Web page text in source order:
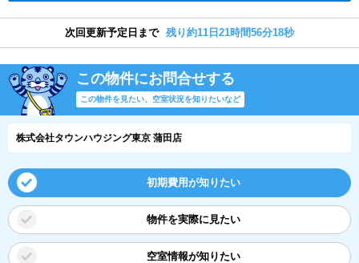
次回更新予定日まで 残り約11日21時間56分17秒
この物件にお問合せする
この物件を見たい、空室状況を知りたいなど
株式会社タウンハウジング東京 蒲田店
初期費用が知りたい
物件を実際に見たい
空室情報が知りたい